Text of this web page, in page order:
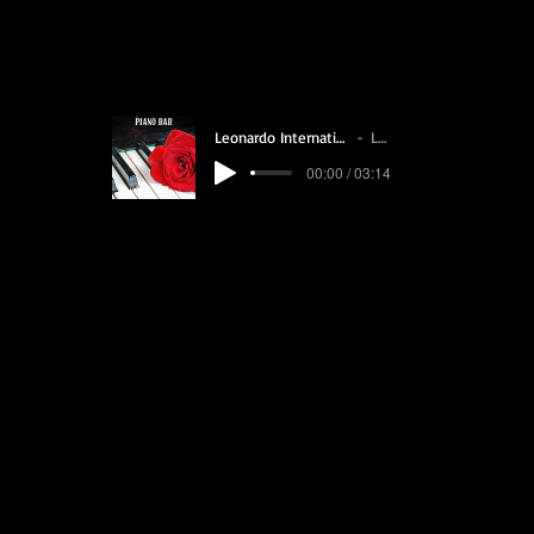
Leonardo International Piano % Voix MIX. Leonardo
00:00 / 03:14